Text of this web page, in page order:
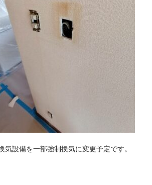
設備を一部強制換気に変更予定です。